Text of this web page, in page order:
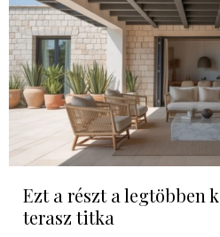
Ezt a részt a legtöbben
terasz titka